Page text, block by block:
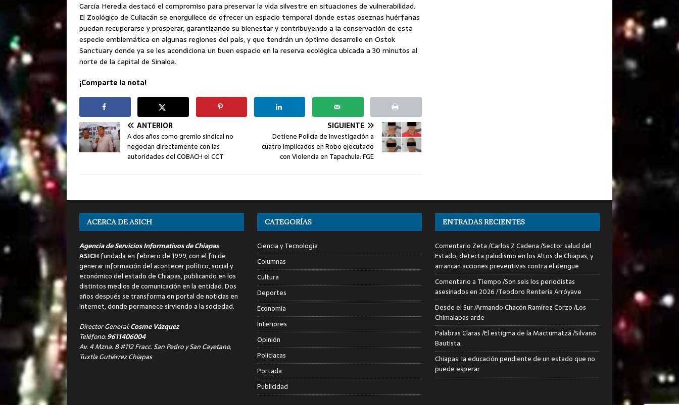
García Heredia destacó el compromiso para preservar la vida silvestre en situaciones de vulnerabilidad.
El Zoológico de Culiacán se enorgullece de ofrecer un espacio temporal donde estas oseznas huérfanas
puedan recuperarse y prosperar, garantizando su bienestar y contribuyendo a la conservación de esta
especie emblemática en algunas regiones del país, y que tendrán un óptimo desarrollo en Ostok
Sanctuary donde ya se les acondiciona un buen espacio en la reserva ecológica ubicada a 30 minutos al
norte de la capital de Sinaloa.
¡Comparte la nota!
ANTERIOR
A dos años como gremio sindical no
negocian directamente con las
autoridades del COBACH el CCT
SIGUIENTE
Detiene Policía de Investigación a
cuatro implicados en Robo ejecutado
con Violencia en Tapachula: FGE
ACERCA DE ASICH
Agencia de Servicios Informativos de Chiapas
ASICH fundada en febrero de 1999, con el fin de
generar información del acontecer político, social y
económico del estado de Chiapas, publicando en los
distintos medios de comunicación en la entidad. Dos
años después se transforma en portal de noticias en
internet, donde permanece sirviendo a la sociedad.
Director General:Cosme Vázquez
Teléfono:9611406004
Av. 4 Mzna. 8 #112 Fracc. San Pedro y San Cayetano,
Tuxtla Gutiérrez Chiapas
CATEGORÍAS
Ciencia y Tecnología
Columnas
Cultura
Deportes
Economía
Interiores
Opinión
Policiacas
Portada
Publicidad
ENTRADAS RECIENTES
Comentario Zeta /Carlos Z Cadena /Sector salud del
Estado, detecta paludismo en los Altos de Chiapas, y
arrancan acciones preventivas contra el dengue
Comentario a Tiempo /Son seis los periodistas
asesinados en 2026 /Teodoro Rentería Arróyave
Desde el Sur /Armando Chacón Ramírez Corzo /Los
Chimalapas arde
Palabras Claras /El estigma de la Mactumatzá /Silvano
Bautista.
Chiapas: la educación pendiente de un estado que no
puede esperar